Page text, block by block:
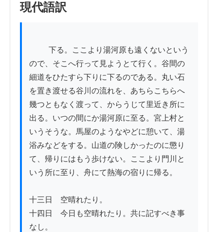
現代語訳
ので、そこへ行って見ようとて行く。谷間の
細道をひたすら下りに下るのである。丸い石
を置き渡せる谷川の流れを、あちらこちらへ
幾つともなく渡って、からうじて里近き所に
出る。いつの間にか湯河原に至る。宮上村と
いうそうな。馬屋のようなやどに憩いて、湯
浴みなどをする。山道の険しかったのに懲り
て、帰りにはもう歩けない。ここより門川と
いう所に至り、舟にて熱海の宿りに帰る。
十三日　空晴れたり。
十四日　今日も空晴れたり。共に記すべき事
なし。